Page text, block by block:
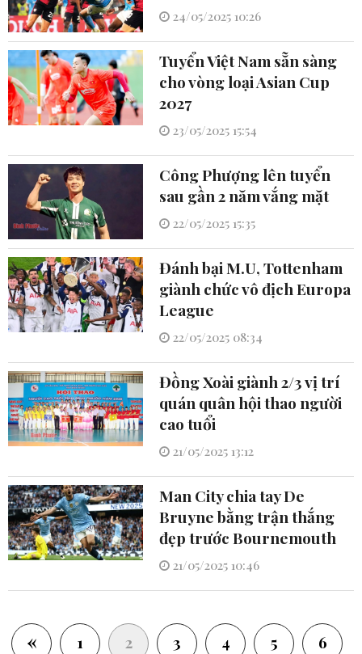
24/05/2025 10:26
Tuyển Việt Nam sẵn sàng
cho vòng loại Asian Cup
2027
23/05/2025 15:54
Công Phượng lên tuyển
sau gần 2 năm vắng mặt
22/05/2025 15:35
Đánh bại M.U, Tottenham
giành chức vô địch Europa
League
22/05/2025 08:34
Đồng Xoài giành 2/3 vị trí
quán quân hội thao người
cao tuổi
21/05/2025 13:12
Man City chia tay De
Bruyne bằng trận thắng
đẹp trước Bournemouth
21/05/2025 10:46
« 1 2(current)
3 4 5
6